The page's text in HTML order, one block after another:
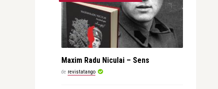
Maxim Radu Niculai – Sens
de revistatango